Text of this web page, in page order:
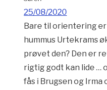
25/08/2020
Bare til orientering
hummus Urtekrams
prøvet den? Den er
rigtig godt kan lide …
fås i Brugsen og